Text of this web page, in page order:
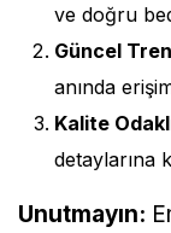
ve doğru
Güncel
anında
Kalite
detaylarına
Unutmayın: